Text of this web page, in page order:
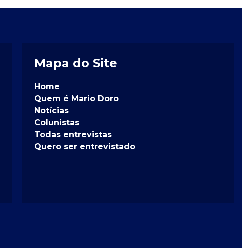
Mapa do Site
Home
Quem é Mario Doro
Notícias
Colunistas
Todas entrevistas
Quero ser entrevistado